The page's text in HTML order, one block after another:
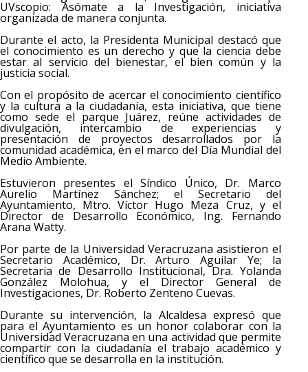
UVscopio: Asómate a la Investigación, iniciativa
organizada de manera conjunta.
Durante el acto, la Presidenta Municipal destacó que
el conocimiento es un derecho y que la ciencia debe
estar al servicio del bienestar, el bien común y la
justicia social.
Con el propósito de acercar el conocimiento científico
y la cultura a la ciudadanía, esta iniciativa, que tiene
como sede el parque Juárez, reúne actividades de
divulgación, intercambio de experiencias y
presentación de proyectos desarrollados por la
comunidad académica, en el marco del Día Mundial del
Medio Ambiente.
Estuvieron presentes el Síndico Único, Dr. Marco
Aurelio Martínez Sánchez; el Secretario del
Ayuntamiento, Mtro. Víctor Hugo Meza Cruz, y el
Director de Desarrollo Económico, Ing. Fernando
Arana Watty.
Por parte de la Universidad Veracruzana asistieron el
Secretario Académico, Dr. Arturo Aguilar Ye; la
Secretaria de Desarrollo Institucional, Dra. Yolanda
González Molohua, y el Director General de
Investigaciones, Dr. Roberto Zenteno Cuevas.
Durante su intervención, la Alcaldesa expresó que
para el Ayuntamiento es un honor colaborar con la
Universidad Veracruzana en una actividad que permite
compartir con la ciudadanía el trabajo académico y
científico que se desarrolla en la institución.